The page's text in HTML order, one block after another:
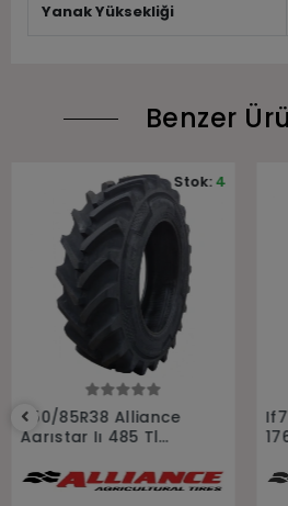
Yanak Yüksekliği
Benzer
650/85R38 Alliance
Agrıstar Iı 485 Tl
Lastiği
Stok:4